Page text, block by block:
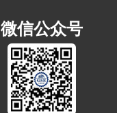
微信公众号